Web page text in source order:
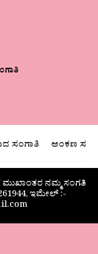
ಸಂಗಾತಿ ಅಂಕಣ
ನಮ್ಮ ಸಂಗತಿ
ಇಮೇಲ್ :-